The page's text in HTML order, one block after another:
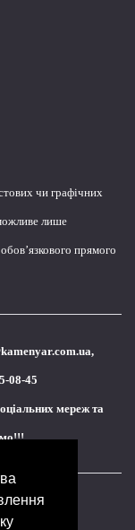
чи графічних
лише
прямого
,
08-45
мереж та